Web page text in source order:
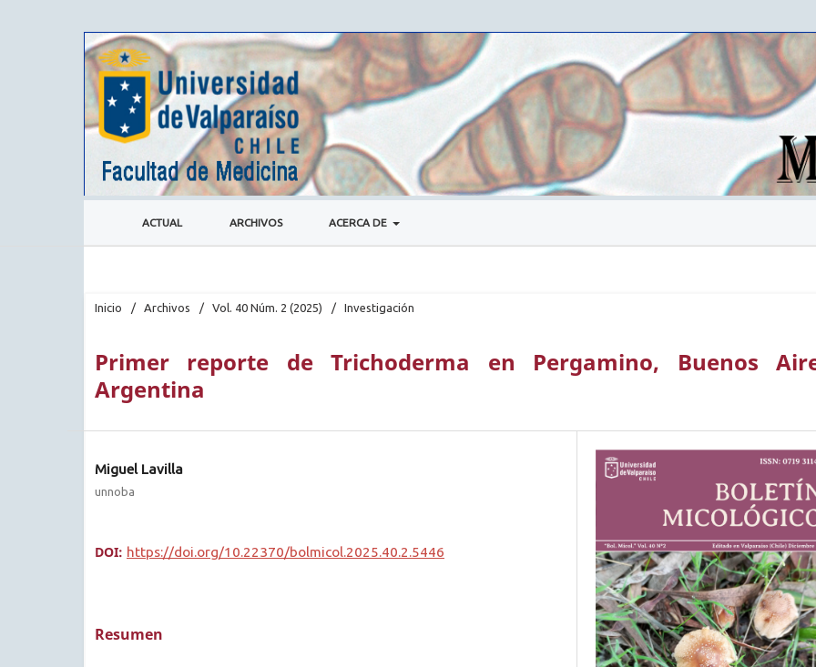
ACTUAL ARCHIVOS ACERCA DE
Inicio / Archivos / Vol. 40 Núm. 2 (2025) / Investigación
Primer reporte de Trichoderma en Pergamino, Buenos
Argentina
Miguel Lavilla
unnoba
DOI: https://doi.org/10.22370/bolmicol.2025.40.2.5446
Resumen